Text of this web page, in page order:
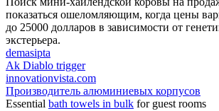
показаться ошеломляющим, когда цены
до 25000 долларов в зависимости от
экстерьера.
demasipta
Ak Diablo trigger
innovationvista.com
Производитель алюминиевых корпусов
Essential bath towels in bulk for guest rooms